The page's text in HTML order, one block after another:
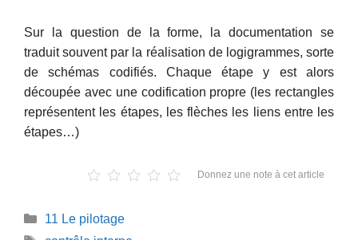
Sur la question de la forme, la documentation se
traduit souvent par la réalisation de logigrammes, sorte
de schémas codifiés. Chaque étape y est alors
découpée avec une codification propre (les rectangles
représentent les étapes, les flèches les liens entre les
étapes…)
Donnez une note à cet article
Catégories
11 Le pilotage